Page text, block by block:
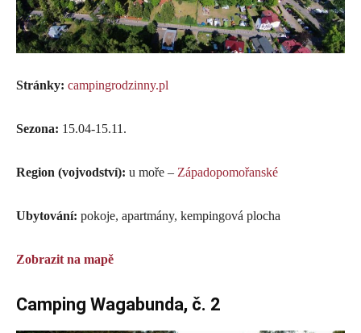
Stránky: campingrodzinny.pl
Sezona: 15.04-15.11.
Region (vojvodství): u moře – Západopomořanské
Ubytování: pokoje, apartmány, kempingová plocha
Zobrazit na mapě
Camping Wagabunda, č. 2